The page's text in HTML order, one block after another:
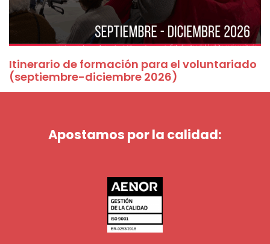
Itinerario de formación para el voluntariado
(septiembre-diciembre 2026)
Apostamos por la calidad: